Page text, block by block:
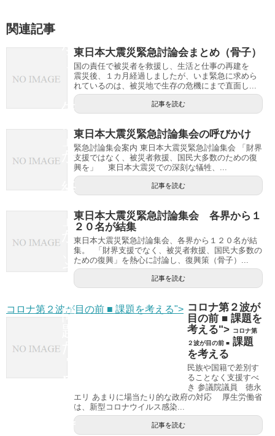
か
「
生
」
か
「
経
」
か
、
そ
れ
問
だ
re
l=
"n
of
関連記事
東日本大震災緊急討論会まとめ（骨子）
国の責任で被災者を救援し、生活と仕事の再建を
震災後、１カ月経過しましたが、いま緊急に求めら
れているのは、被災地で生存の危機にまで直面し...
記事を読む
東日本大震災緊急討論集会の呼びかけ
緊急討論集会案内 東日本大震災緊急討論集会 「財界
支援ではなく、被災者救援、国民大多数のための復
興を」 東日本大震災での深刻な犠牲、...
記事を読む
東日本大震災緊急討論集会 各界から１
２０名が結集
東日本大震災緊急討論集会、各界から１２０名が結
集。 「財界支援でなく、被災者救援、国民大多数の
ための復興」を熱心に討論し、復興策（骨子）...
記事を読む
コロナ第２波が目の前 ■ 課題を考える"> コロナ第２波が
目の前 ■ 課題を
考える"> コロナ第
２波が目の前 ■ 課題
を考える
民族や国籍で差別す
ることなく支援すべ
き 参議院議員 徳永
エリ あまりに場当たり的な政府の対応 厚生労働省
は、新型コロナウイルス感染...
記事を読む